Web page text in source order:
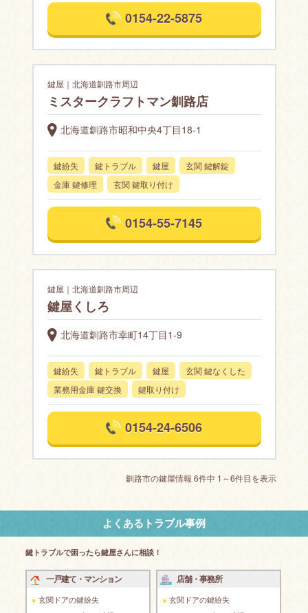
0154-22-5875
鍵屋｜北海道釧路市周辺
ミスタークラフトマン釧路店
北海道釧路市昭和中央4丁目18-1
鍵紛失 鍵トラブル 鍵屋
玄関 鍵解錠
金庫 鍵修理
玄関 鍵取り付け
0154-55-7145
鍵屋｜北海道釧路市周辺
鍵屋くしろ
北海道釧路市幸町14丁目1-9
鍵紛失 鍵トラブル 鍵屋
玄関 鍵なくした
業務用金庫 鍵交換
鍵取り付け
0154-24-6506
釧路市の鍵屋情報 6件中 1～6件目を表示
よくあるトラブル事例
鍵トラブルで困ったら鍵屋さんに相談！
一戸建て・マンション
玄関ドアの鍵紛失
店舗・事務所
玄関ドアの鍵紛失